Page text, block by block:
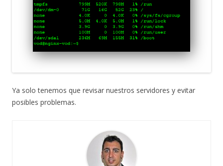
Ya solo tenemos que revisar nuestros servidores y evitar
posibles problemas.